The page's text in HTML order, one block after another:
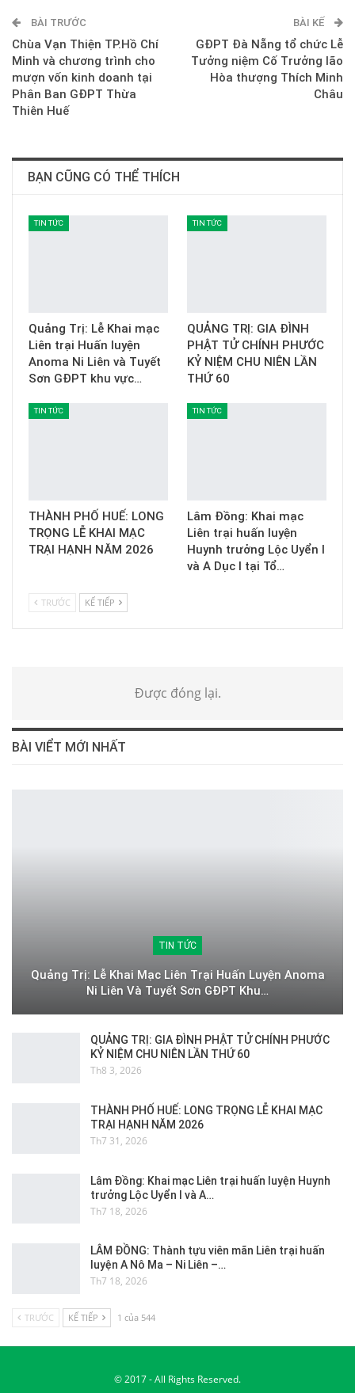
E-mail
BÀI TRƯỚC
Chùa Vạn Thiện TP.Hồ Chí
Minh và chương trình cho
mượn vốn kinh doanh tại
Phân Ban GĐPT Thừa
Thiên Huế
BÀI KẾ
GĐPT Đà Nẵng tổ chức Lễ
Tưởng niệm Cố Trưởng lão
Hòa thượng Thích Minh
Châu
BẠN CŨNG CÓ THỂ THÍCH
TIN TỨC
Quảng Trị: Lễ Khai mạc
Liên trại Huấn luyện
Anoma Ni Liên và Tuyết
Sơn GĐPT khu vực…
TIN TỨC
QUẢNG TRỊ: GIA ĐÌNH
PHẬT TỬ CHÍNH PHƯỚC
KỶ NIỆM CHU NIÊN LẦN
THỨ 60
TIN TỨC
THÀNH PHỐ HUẾ: LONG
TRỌNG LỄ KHAI MẠC
TRẠI HẠNH NĂM 2026
TIN TỨC
Lâm Đồng: Khai mạc
Liên trại huấn luyện
Huynh trưởng Lộc Uyển I
và A Dục I tại Tổ…
TRƯỚC KẾ TIẾP
Được đóng lại.
BÀI VIỂT MỚI NHẤT
TIN TỨC
Quảng Trị: Lễ Khai Mạc Liên Trại Huấn Luyện Anoma
Ni Liên Và Tuyết Sơn GĐPT Khu…
QUẢNG TRỊ: GIA ĐÌNH PHẬT TỬ CHÍNH PHƯỚC
KỶ NIỆM CHU NIÊN LẦN THỨ 60
Th8 3, 2026
THÀNH PHỐ HUẾ: LONG TRỌNG LỄ KHAI MẠC
TRẠI HẠNH NĂM 2026
Th7 31, 2026
Lâm Đồng: Khai mạc Liên trại huấn luyện Huynh
trưởng Lộc Uyển I và A…
Th7 18, 2026
LÂM ĐỒNG: Thành tựu viên mãn Liên trại huấn
luyện A Nô Ma – Ni Liên –…
Th7 18, 2026
TRƯỚC KẾ TIẾP 1 của 544
© 2017 - All Rights Reserved.